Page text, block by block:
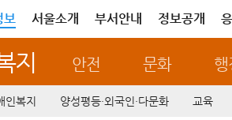
보 서울소개 부서안내 정보공개
지 안전 문화 행
인복지 양성평등·외국인·다문화 교육